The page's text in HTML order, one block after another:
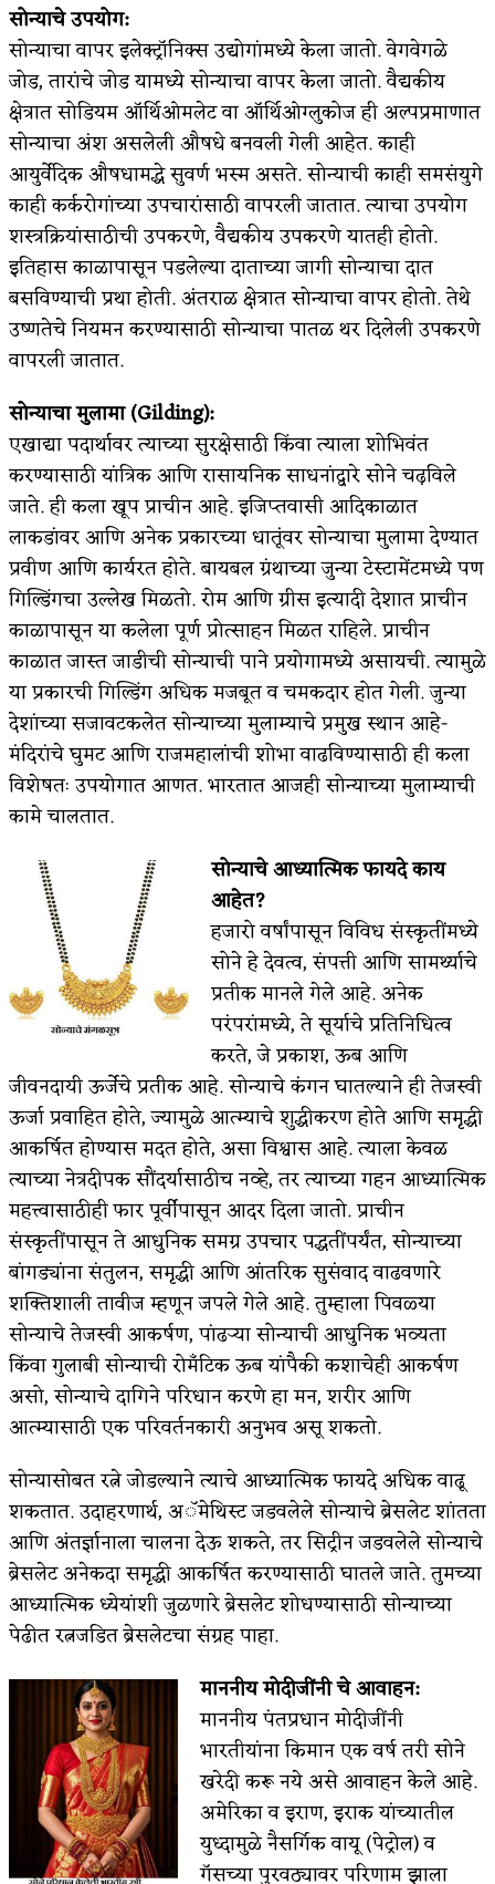
सोन्याचे उपयोग:
सोन्याचा वापर इलेक्‍ट्रॉनिक्‍स उद्योगांमध्ये केला जातो. वेगवेगळे
जोड, तारांचे जोड यामध्ये सोन्याचा वापर केला जातो. वैद्यकीय
क्षेत्रात सोडियम ऑर्थिओमलेट वा ऑर्थिओग्लुकोज ही अल्पप्रमाणात
सोन्याचा अंश असलेली औषधे बनवली गेली आहेत. काही
आयुर्वेदिक औषधामद्धे सुवर्ण भस्म असते. सोन्याची काही समसंयुगे
काही कर्करोगांच्या उपचारांसाठी वापरली जातात. त्याचा उपयोग
शस्त्रक्रियांसाठीची उपकरणे, वैद्यकीय उपकरणे यातही होतो.
इतिहास काळापासून पडलेल्या दाताच्या जागी सोन्याचा दात
बसविण्याची प्रथा होती. अंतराळ क्षेत्रात सोन्याचा वापर होतो. तेथे
उष्णतेचे नियमन करण्यासाठी सोन्याचा पातळ थर दिलेली उपकरणे
वापरली जातात.
सोन्याचा मुलामा (Gilding):
एखाद्या पदार्थावर त्याच्या सुरक्षेसाठी किंवा त्याला शोभिवंत
करण्यासाठी यांत्रिक आणि रासायनिक साधनांद्वारे सोने चढ़विले
जाते. ही कला खूप प्राचीन आहे. इजिप्तवासी आदिकाळात
लाकडांवर आणि अनेक प्रकारच्या धातूंवर सोन्याचा मुलामा देण्यात
प्रवीण आणि कार्यरत होते. बायबल ग्रंथाच्या जुन्या टेस्टामेंटमध्ये पण
गिल्डिंगचा उल्लेख मिळतो. रोम आणि ग्रीस इत्यादी देशात प्राचीन
काळापासून या कलेला पूर्ण प्रोत्साहन मिळत राहिले. प्राचीन
काळात जास्त जाडीची सोन्याची पाने प्रयोगामध्ये असायची. त्यामुळे
या प्रकारची गिल्डिंग अधिक मजबूत व चमकदार होत गेली. जुन्या
देशांच्या सजावटकलेत सोन्याच्या मुलाम्याचे प्रमुख स्थान आहे-
मंदिरांचे घुमट आणि राजमहालांची शोभा वाढविण्यासाठी ही कला
विशेषतः उपयोगात आणत. भारतात आजही सोन्याच्या मुलाम्याची
कामे चालतात.
सोन्याचे आध्यात्मिक फायदे काय
आहेत?
हजारो वर्षांपासून विविध संस्कृतींमध्ये
सोने हे देवत्व, संपत्ती आणि सामर्थ्याचे
प्रतीक मानले गेले आहे. अनेक
परंपरांमध्ये, ते सूर्याचे प्रतिनिधित्व
करते, जे प्रकाश, ऊब आणि
जीवनदायी ऊर्जेचे प्रतीक आहे. सोन्याचे कंगन घातल्याने ही तेजस्वी
ऊर्जा प्रवाहित होते, ज्यामुळे आत्म्याचे शुद्धीकरण होते आणि समृद्धी
आकर्षित होण्यास मदत होते, असा विश्वास आहे. त्याला केवळ
त्याच्या नेत्रदीपक सौंदर्यासाठीच नव्हे, तर त्याच्या गहन आध्यात्मिक
महत्त्वासाठीही फार पूर्वीपासून आदर दिला जातो. प्राचीन
संस्कृतींपासून ते आधुनिक समग्र उपचार पद्धतींपर्यंत, सोन्याच्या
बांगड्यांना संतुलन, समृद्धी आणि आंतरिक सुसंवाद वाढवणारे
शक्तिशाली तावीज म्हणून जपले गेले आहे. तुम्हाला पिवळ्या
सोन्याचे तेजस्वी आकर्षण, पांढऱ्या सोन्याची आधुनिक भव्यता
किंवा गुलाबी सोन्याची रोमँटिक ऊब यांपैकी कशाचेही आकर्षण
असो, सोन्याचे दागिने परिधान करणे हा मन, शरीर आणि
आत्म्यासाठी एक परिवर्तनकारी अनुभव असू शकतो.
सोन्यासोबत रत्ने जोडल्याने त्याचे आध्यात्मिक फायदे अधिक वाढू
शकतात. उदाहरणार्थ, अॅमेथिस्ट जडवलेले सोन्याचे ब्रेसलेट शांतता
आणि अंतर्ज्ञानाला चालना देऊ शकते, तर सिट्रीन जडवलेले सोन्याचे
ब्रेसलेट अनेकदा समृद्धी आकर्षित करण्यासाठी घातले जाते. तुमच्या
आध्यात्मिक ध्येयांशी जुळणारे ब्रेसलेट शोधण्यासाठी सोन्याच्या
पेढीत रत्नजडित ब्रेसलेटचा संग्रह पाहा.
माननीय मोदीजींनी चे आवाहन:
माननीय पंतप्रधान मोदीजींनी
भारतीयांना किमान एक वर्ष तरी सोने
खरेदी करू नये असे आवाहन केले आहे.
अमेरिका व इराण, इराक यांच्यातील
युध्दामुळे नैसर्गिक वायू (पेट्रोल) व
गॅसच्या पुरवठ्यावर परिणाम झाला